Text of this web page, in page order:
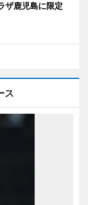
ザ鹿児島に限定
ス